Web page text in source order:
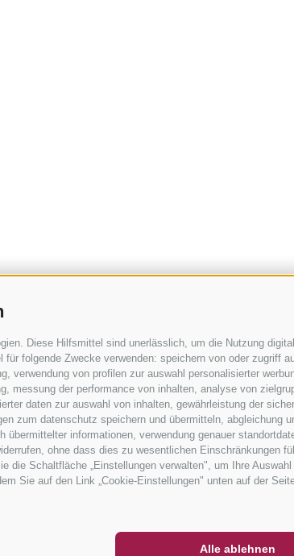
Diese Hilfsmittel sind unerlässlich, um die Nutzung
folgende Zwecke verwenden: speichern von oder zugriff
verwendung von profilen zur auswahl personalisierter
messung der performance von inhalten, analyse von
daten zur auswahl von inhalten, gewährleistung der
zum datenschutz speichern und übermitteln, abgleichung
informationen, verwendung genauer
ohne dass dies zu wesentlichen Einschränkungen
Schaltfläche „Einstellungen verwalten", um Ihre
Sie auf den Link „Cookie-Einstellungen" unten auf der
Alle ablehnen